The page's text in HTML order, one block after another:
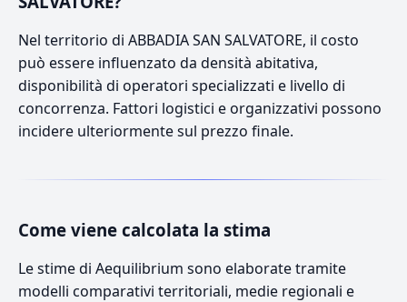
Nel territorio di ABBADIA SAN SALVATORE, il costo
può essere influenzato da densità abitativa,
disponibilità di operatori specializzati e livello di
concorrenza. Fattori logistici e organizzativi possono
incidere ulteriormente sul prezzo finale.
Come viene calcolata la stima
Le stime di Aequilibrium sono elaborate tramite
modelli comparativi territoriali, medie regionali e